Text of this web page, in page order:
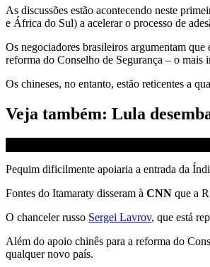
As discussões estão acontecendo neste
e África do Sul) a acelerar o processo de
Os negociadores brasileiros argumentam
reforma do Conselho de Segurança – o mais
Os chineses, no entanto, estão reticentes a
Veja também: Lula
Pequim dificilmente apoiaria a entrada da
Fontes do Itamaraty disseram à CNN que a
O chanceler russo Sergei Lavrov, que está
Além do apoio chinês para a reforma do
qualquer novo país.